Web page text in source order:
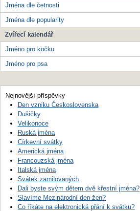
Jména dle četnosti
Jména dle popularity
Zvířecí kalendář
Jméno pro kočku
Jméno pro psa
Nejnovější příspěvky
Den vzniku Československa
Dušičky
Velikonoce
Ruská jména
Církevní svátky
Americká jména
Francouzská jména
Italská jména
Svátek zamilovaných
Dali byste svým dětem dvě křestní jména?
Slavíme Mezinárodní den žen?
Co říkáte na elektronická přání k svátku?